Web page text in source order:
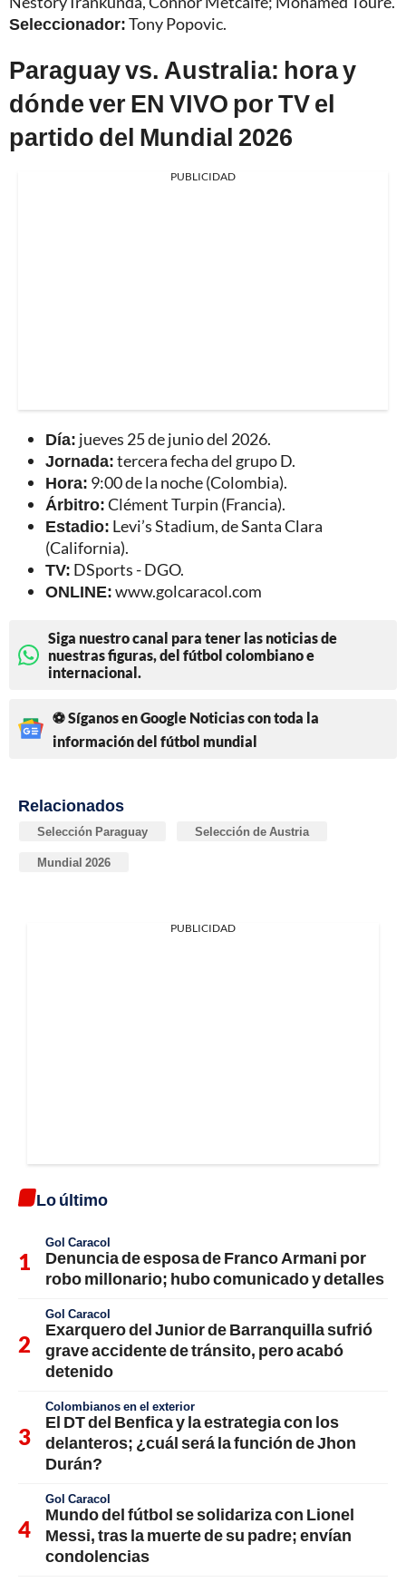
Seleccionador:Tony Popovic.
Paraguay vs. Australia: hora y
dónde ver EN VIVO por TV el
partido del Mundial 2026
PUBLICIDAD
Día: jueves 25 de junio del 2026.
Jornada:tercera fecha del grupo D.
Hora: 9:00 de la noche (Colombia).
Árbitro:Clément Turpin (Francia).
Estadio: Levi’s Stadium, de Santa Clara
(California).
TV: DSports - DGO.
ONLINE:www.golcaracol.com
Siga nuestro canal para tener las noticias de
nuestras figuras, del fútbol colombiano e
internacional.
⚽ Síganos en Google Noticias con toda la
información del fútbol mundial
Relacionados
Selección Paraguay Selección de Austria
Mundial 2026
PUBLICIDAD
Lo último
Gol Caracol
Denuncia de esposa de Franco Armani por
robo millonario; hubo comunicado y detalles
Gol Caracol
Exarquero del Junior de Barranquilla sufrió
grave accidente de tránsito, pero acabó
detenido
Colombianos en el exterior
El DT del Benfica y la estrategia con los
delanteros; ¿cuál será la función de Jhon
Durán?
Gol Caracol
Mundo del fútbol se solidariza con Lionel
Messi, tras la muerte de su padre; envían
condolencias